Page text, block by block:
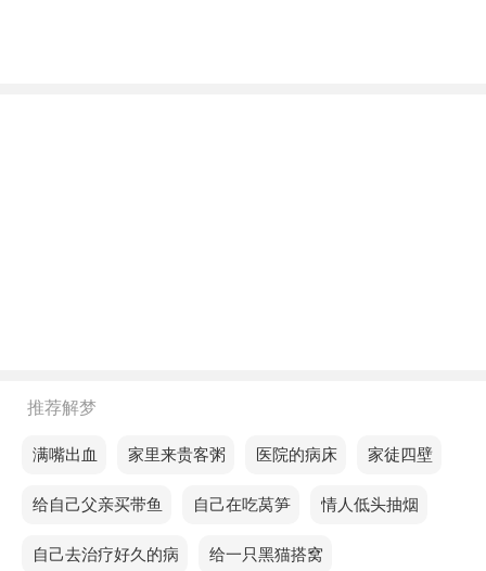
和不安。
不同的人梦见婆婆还有一套房子预示着什么？
单身的人梦见婆婆还有一套房子，意味着每一次的逆
境，都会引领我们走向新的高峰。
推荐解梦
梦见满嘴出血 梦见家里来贵客粥梦见医院的病床梦见家徒四壁
梦见给自己父亲买带鱼 梦见自己在吃莴笋梦见情人低头抽烟
梦见自己去治疗好久的病梦见给一只黑猫搭窝